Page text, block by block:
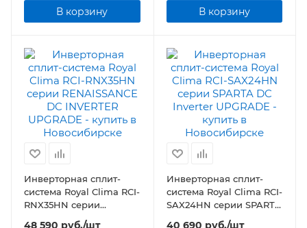
В корзину В корзину
Инверторная сплит-
система Royal Clima RCI-
RNX35HN серии
RENAISSANCE DC
48 590 руб./шт
Инверторная сплит-
система Royal Clima RCI-
SAX24HN серии SPARTA
DC Inverter UPGRADE
40 690 руб./шт